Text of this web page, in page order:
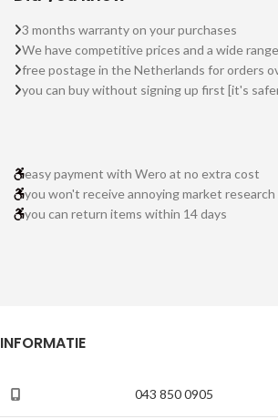
3 months warranty on your purchases
We have competitive prices and a wide
free postage in the Netherlands for orders
you can buy without signing up first [it's
easy payment with Wero at no extra cost
you won't receive annoying market
you can return items within 14 days
INFORMATIE
043 850 0905